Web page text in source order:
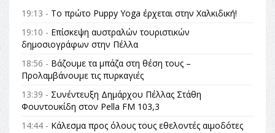
19:13 - Το πρώτο Puppy Yoga έρχεται στην Χαλκιδική!
19:10 - Επίσκεψη αυστραλών τουριστικών
δημοσιογράφων στην Πέλλα
18:56 - Βάζουμε τα μπάζα στη θέση τους –
Προλαμβάνουμε τις πυρκαγιές
13:39 - Συνέντευξη Δημάρχου Πέλλας Στάθη
Φουντουκίδη στον Pella FM 103,3
14:44 - Κάλεσμα προς όλους τους εθελοντές αιμοδότες